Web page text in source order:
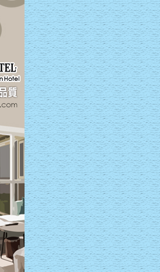
宿、海龍王休閒民宿」享超優惠，4/1